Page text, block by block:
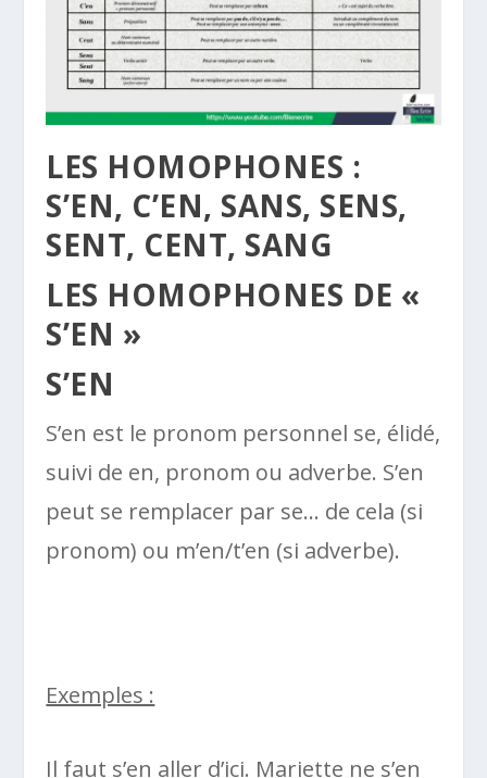
LES HOMOPHONES :
S’EN, C’EN, SANS, SENS,
SENT, CENT, SANG
LES HOMOPHONES DE «
S’EN »
S’EN
S’en est le pronom personnel se, élidé,
suivi de en, pronom ou adverbe. S’en
peut se remplacer par se… de cela (si
pronom) ou m’en/t’en (si adverbe).
Exemples :
Il faut s’en aller d’ici. Mariette ne s’en